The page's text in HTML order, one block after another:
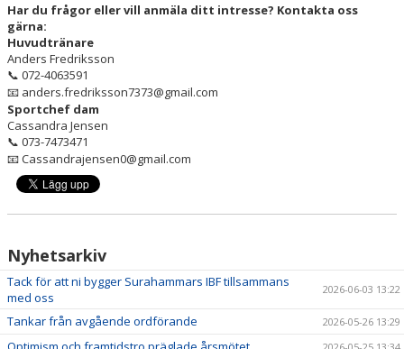
Har du frågor eller vill anmäla ditt intresse? Kontakta oss
gärna:
Huvudtränare
Anders Fredriksson
📞 072-4063591
📧 anders.fredriksson7373@gmail.com
Sportchef dam
Cassandra Jensen
📞 073-7473471
📧 Cassandrajensen0@gmail.com
Nyhetsarkiv
Tack för att ni bygger Surahammars IBF tillsammans
med oss
2026-06-03 13:22
Tankar från avgående ordförande 2026-05-26 13:29